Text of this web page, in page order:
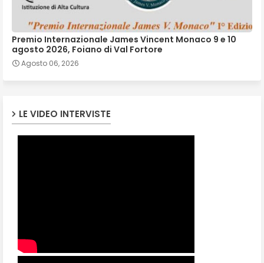
Premio Internazionale James Vincent Monaco 9 e 10
agosto 2026, Foiano di Val Fortore
Agosto 06, 2026
LE VIDEO INTERVISTE